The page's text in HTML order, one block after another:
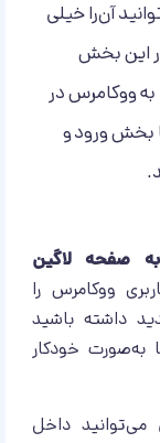
آن‌را خیلی
این بخش
ووکامرس در
بخش ورود و
صفحه لاگین
ووکامرس را
داشته باشید
به‌صورت خودکار
می‌توانید داخل